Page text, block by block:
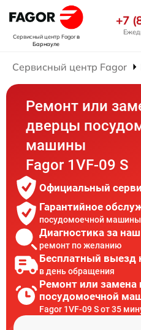
Сервисный центр Fagorв
Барнауле
+7
Сервисный центр Fagor
Ремонт или
дверцы
машины
Fagor 1VF-09 S
Официальный
Гарантийное
посудомоечной машины
Диагностика за наш
ремонт по желанию
Бесплатный выезд
в день обращения
Ремонт или
посудомоечной
Fagor 1VF-09 S от 35